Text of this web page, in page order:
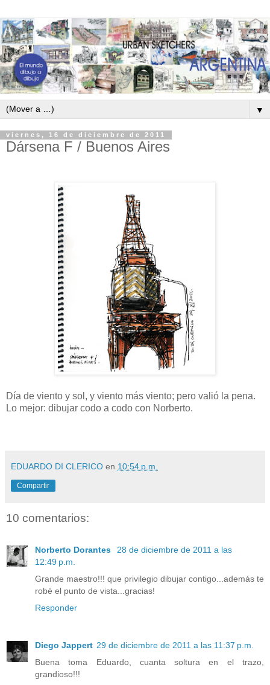
▼
viernes, 16 de diciembre de 2011
Dársena F / Buenos Aires
Día de viento y sol, y viento más viento; pero valió la pena.
Lo mejor: dibujar codo a codo con Norberto.
EDUARDO DI CLERICO en 10:54 p.m.
Compartir
10 comentarios:
Norberto Dorantes
28 de diciembre de 2011 a las
12:49 p.m.
Grande maestro!!! que privilegio dibujar contigo...además te
robé el punto de vista...gracias!
Responder
Diego Jappert 29 de diciembre de 2011 a las 11:37 p.m.
Buena toma Eduardo, cuanta soltura en el trazo,
grandioso!!!